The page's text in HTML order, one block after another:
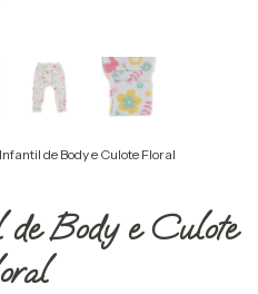
de Body e Culote Floral
Body e Culote